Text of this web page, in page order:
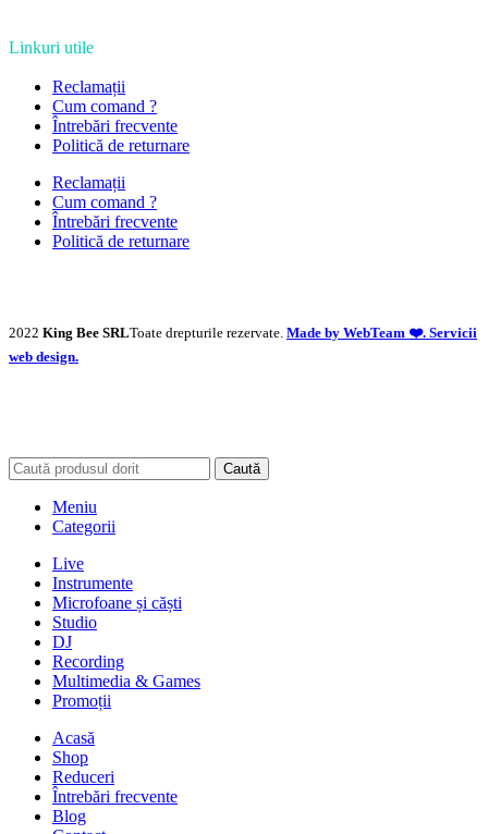
Linkuri utile
Reclamații
Cum comand ?
Întrebări frecvente
Politică de returnare
Reclamații
Cum comand ?
Întrebări frecvente
Politică de returnare
2022 King Bee SRLToate drepturile rezervate. Made by WebTeam ❤️. Servicii
web design.
Caută
Meniu
Categorii
Live
Instrumente
Microfoane și căști
Studio
DJ
Recording
Multimedia & Games
Promoții
Acasă
Shop
Reduceri
Întrebări frecvente
Blog